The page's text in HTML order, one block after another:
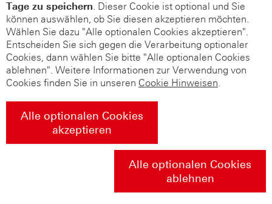
Tage zu speichern. Dieser Cookie ist optional und Sie
können auswählen, ob Sie diesen akzeptieren möchten.
Wählen Sie dazu "Alle optionalen Cookies akzeptieren".
Entscheiden Sie sich gegen die Verarbeitung optionaler
Cookies, dann wählen Sie bitte "Alle optionalen Cookies
ablehnen". Weitere Informationen zur Verwendung von
Cookies finden Sie in unseren Cookie Hinweisen.
Alle optionalen Cookies
akzeptieren
Alle optionalen Cookies
ablehnen